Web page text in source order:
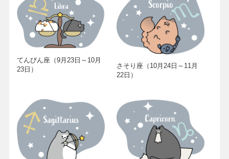
てんびん座（9月23日～10月
23日）
さそり座（10月24日～11月
22日）